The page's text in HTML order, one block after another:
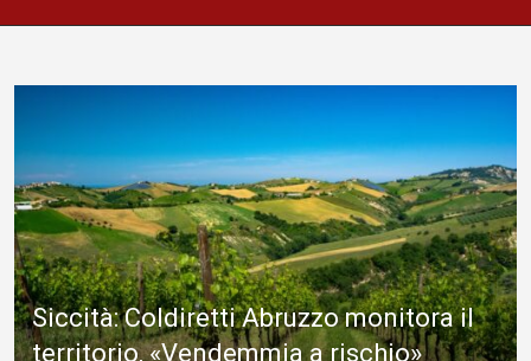
Siccità: Coldiretti Abruzzo monitora il
territorio, «Vendemmia a rischio»